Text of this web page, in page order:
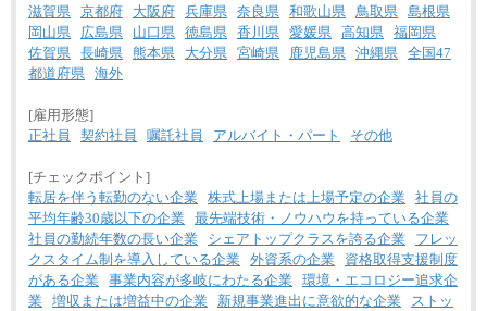
滋賀県
京都府 大阪府 兵庫県 奈良県 和歌山県 鳥取県
島根県
岡山県
広島県 山口県 徳島県 香川県 愛媛県 高知県
福岡県
佐賀県
長崎県 熊本県 大分県 宮崎県 鹿児島県 沖縄県
全国47
都道府県
海外
[雇用形態]
正社員
契約社員 嘱託社員 アルバイト・パート その他
[チェックポイント]
転居を伴う転勤のない企業 株式上場または上場予定の企業 社員の
平均年齢30歳以下の企業 最先端技術・ノウハウを持っている企業
社員の勤続年数の長い企業
シェアトップクラスを誇る企業
フレッ
クスタイム制を導入している企業 外資系の企業
資格取得支援制度
がある企業 事業内容が多岐にわたる企業 環境・エコロジー追求企
業 増収または増益中の企業 新規事業進出に意欲的な企業
ストッ